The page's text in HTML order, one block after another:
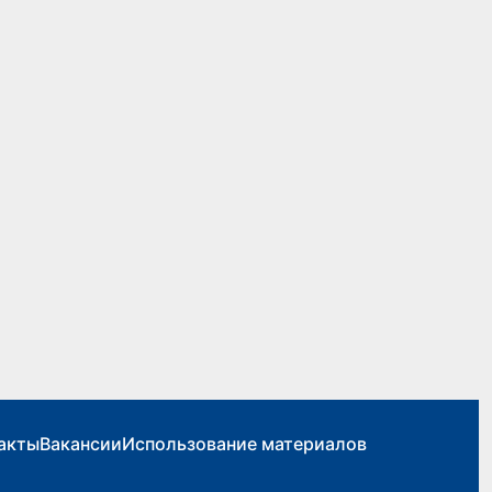
ВакансииИспользование материалов